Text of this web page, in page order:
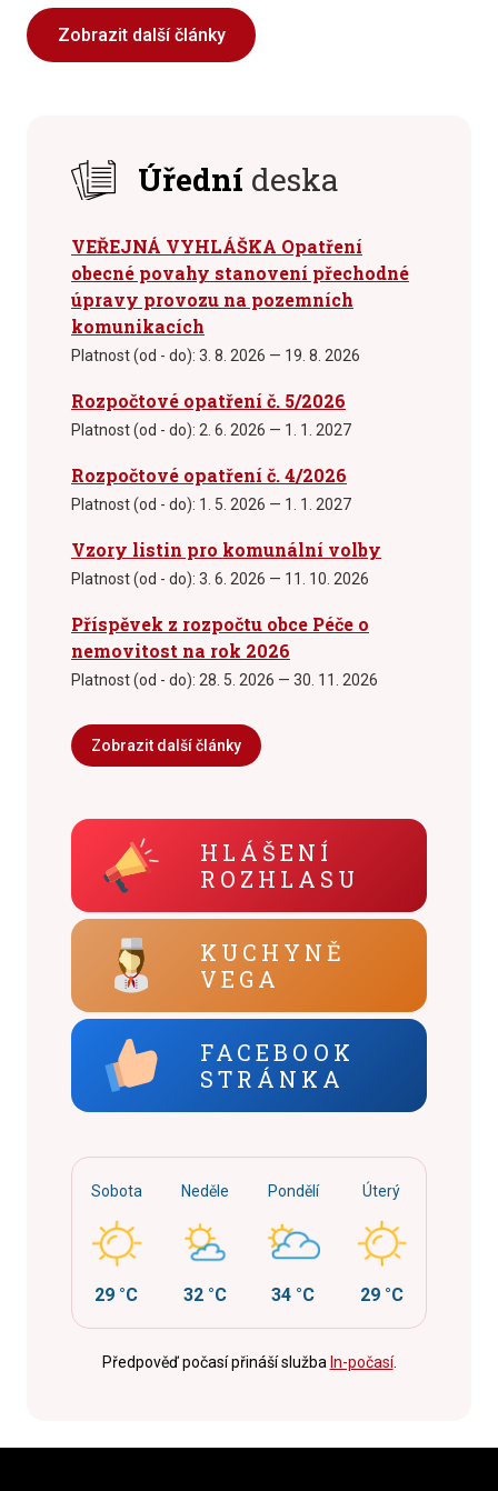
Zobrazit další články
Úřední deska
VEŘEJNÁ VYHLÁŠKA Opatření
obecné povahy stanovení přechodné
úpravy provozu na pozemních
komunikacích
Platnost (od - do): 3. 8. 2026 — 19. 8. 2026
Rozpočtové opatření č. 5/2026
Platnost (od - do): 2. 6. 2026 — 1. 1. 2027
Rozpočtové opatření č. 4/2026
Platnost (od - do): 1. 5. 2026 — 1. 1. 2027
Vzory listin pro komunální volby
Platnost (od - do): 3. 6. 2026 — 11. 10. 2026
Příspěvek z rozpočtu obce Péče o
nemovitost na rok 2026
Platnost (od - do): 28. 5. 2026 — 30. 11. 2026
Zobrazit další články
HLÁŠENÍ
ROZHLASU
KUCHYNĚ
VEGA
FACEBOOK
STRÁNKA
Sobota
29 °C
Neděle
32 °C
Pondělí
34 °C
Úterý
29 °C
Předpověď počasí přináší služba In-počasí.